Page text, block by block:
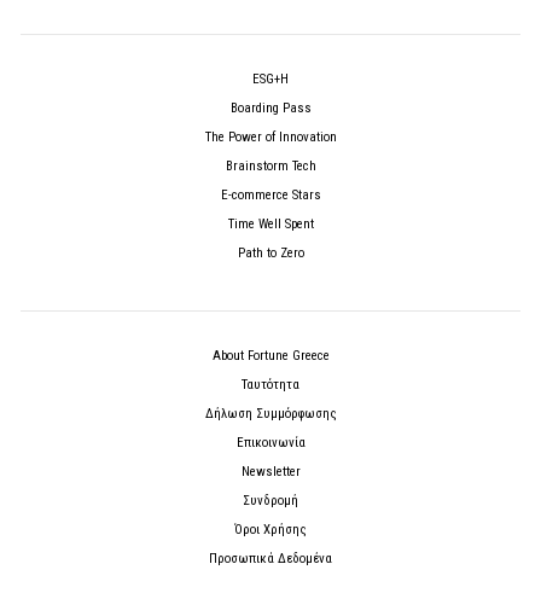
ESG+H
Boarding Pass
The Power of Innovation
Brainstorm Tech
E-commerce Stars
Time Well Spent
Path to Zero
About Fortune Greece
Ταυτότητα
Δήλωση Συμμόρφωσης
Επικοινωνία
Newsletter
Συνδρομή
Όροι Χρήσης
Προσωπικά Δεδομένα